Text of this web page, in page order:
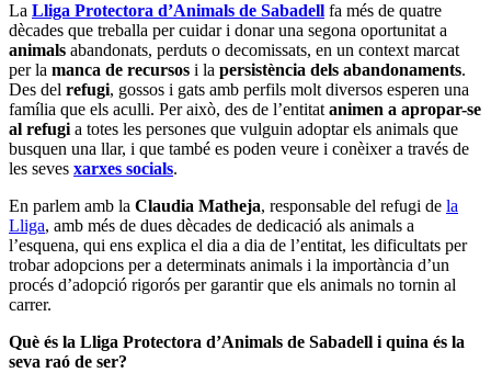
La Lliga Protectora d’Animals de Sabadell fa més de quatre
dècades que treballa per cuidar i donar una segona oportunitat a
animals abandonats, perduts o decomissats, en un context marcat
per la manca de recursos i la persistència dels abandonaments.
Des del refugi, gossos i gats amb perfils molt diversos esperen una
família que els aculli. Per això, des de l’entitatanimen a apropar-se
al refugia totes les persones que vulguin adoptar els animals que
busquen una llar, i que també es poden veure i conèixer a través de
les seves xarxes socials.
En parlem amb la Claudia Matheja, responsable del refugi de la
Lliga, amb més de dues dècades de dedicació als animals a
l’esquena, qui ens explica el dia a dia de l’entitat, les dificultats per
trobar adopcions per a determinats animals i la importància d’un
procés d’adopció rigorós per garantir que els animals no tornin al
carrer.
Què és la Lliga Protectora d’Animals de Sabadell i quina és la
seva raó de ser?